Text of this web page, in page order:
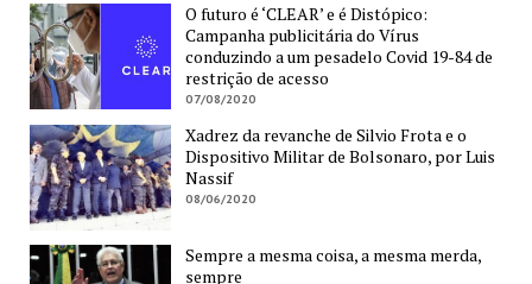
O futuro é ‘CLEAR’ e é Distópico:
Campanha publicitária do Vírus
conduzindo a um pesadelo Covid 19-84 de
restrição de acesso
07/08/2020
Xadrez da revanche de Silvio Frota e o
Dispositivo Militar de Bolsonaro, por Luis
Nassif
08/06/2020
Sempre a mesma coisa, a mesma merda,
sempre